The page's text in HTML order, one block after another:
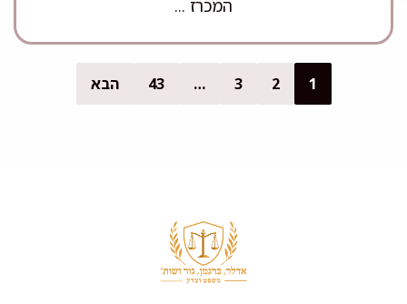
המכרז ...
1
2
3
…
43 הבא